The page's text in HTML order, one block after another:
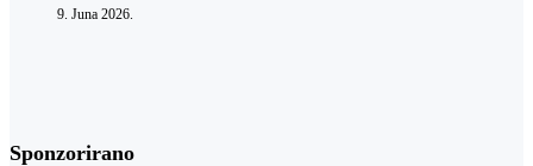
9. Juna 2026.
Sponzorirano